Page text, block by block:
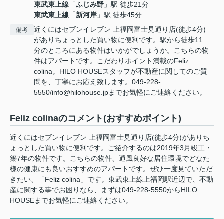
東武東上線 「ふじみ野 」駅 徒歩21分
東武東上線 「新河岸 」駅 徒歩45分
備考
近くにはセブンイレブン 上福岡富士見通り店(徒歩4分)
がありちょっとした買い物に便利です。駅から徒歩11
分のところにある物件はいかがでしょうか。こちらの物
件はアパートです。こだわりポイント満載のFeliz
colina。HILO HOUSEスタッフが不動産に関してのご質
問を、丁寧にお応え致します。049-228-
5550/info@hilohouse.jpまでお気軽にご連絡ください。
Feliz colinaのコメント(おすすめポイント)
近くにはセブンイレブン 上福岡富士見通り店(徒歩4分)がありち
ょっとした買い物に便利です。ご紹介するのは2019年3月竣工・
築7年の物件です。こちらの物件、通風良好な居住環境でどなた
様の健康にも良いおすすめのアパートです。ぜひ一度見ていただ
きたい、「Feliz colina」です。東武東上線上福岡駅近辺で、不動
産に関する事でお困りなら、まずは049-228-5550からHILO
HOUSEまでお気軽にご連絡ください。